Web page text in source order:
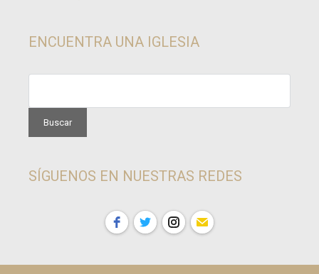
ENCUENTRA UNA IGLESIA
SÍGUENOS EN NUESTRAS REDES